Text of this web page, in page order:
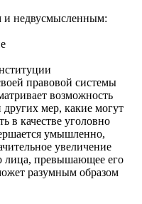
и недвусмысленным:
правовой системы
возможность
других мер, какие могут
в качестве уголовно
умышленно,
увеличение
лица, превышающее его
разумным образом